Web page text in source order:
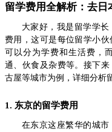
留学费用全解析：去日
大家好，我是留学学
费用，这可是每位留学小
可以分为学费和生活费，
通、伙食及杂费等。接下
古屋等城市为例，详细分析
1. 东京的留学费用
在东京这座繁华的城